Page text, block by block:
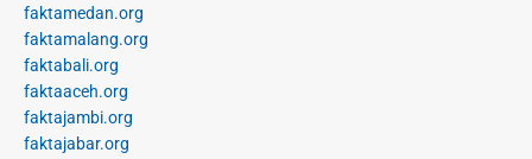
faktamedan.org
faktamalang.org
faktabali.org
faktaaceh.org
faktajambi.org
faktajabar.org